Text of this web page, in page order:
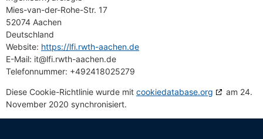
Mies-van-der-Rohe-Str. 17
52074 Aachen
Deutschland
Website: https://lfi.rwth-aachen.de
E-Mail: it@lfi.rwth-aachen.de
Telefonnummer: +492418025279
Diese Cookie-Richtlinie wurde mit cookiedatabase.org
am 24.
November 2020 synchronisiert.